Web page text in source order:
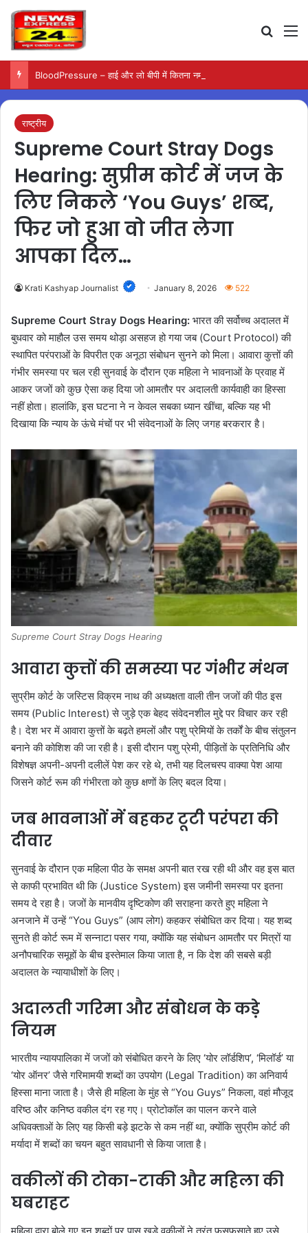
राष्ट्रीय
Supreme Court Stray Dogs
Hearing: सुप्रीम कोर्ट में जज के
लिए निकले ‘You Guys’ शब्द,
फिर जो हुआ वो जीत लेगा
आपका दिल…
Krati Kashyap Journalist January 8, 2026 522
Supreme Court Stray Dogs Hearing: भारत की सर्वोच्च अदालत में
बुधवार को माहौल उस समय थोड़ा असहज हो गया जब (Court Protocol) की
स्थापित परंपराओं के विपरीत एक अनूठा संबोधन सुनने को मिला। आवारा कुत्तों की
गंभीर समस्या पर चल रही सुनवाई के दौरान एक महिला ने भावनाओं के प्रवाह में
आकर जजों को कुछ ऐसा कह दिया जो आमतौर पर अदालती कार्यवाही का हिस्सा
नहीं होता। हालांकि, इस घटना ने न केवल सबका ध्यान खींचा, बल्कि यह भी
दिखाया कि न्याय के ऊंचे मंचों पर भी संवेदनाओं के लिए जगह बरकरार है।
Supreme Court Stray Dogs Hearing
आवारा कुत्तों की समस्या पर गंभीर मंथन
सुप्रीम कोर्ट के जस्टिस विक्रम नाथ की अध्यक्षता वाली तीन जजों की पीठ इस
समय (Public Interest) से जुड़े एक बेहद संवेदनशील मुद्दे पर विचार कर रही
है। देश भर में आवारा कुत्तों के बढ़ते हमलों और पशु प्रेमियों के तर्कों के बीच संतुलन
बनाने की कोशिश की जा रही है। इसी दौरान पशु प्रेमी, पीड़ितों के प्रतिनिधि और
विशेषज्ञ अपनी-अपनी दलीलें पेश कर रहे थे, तभी यह दिलचस्प वाक्या पेश आया
जिसने कोर्ट रूम की गंभीरता को कुछ क्षणों के लिए बदल दिया।
जब भावनाओं में बहकर टूटी परंपरा की
दीवार
सुनवाई के दौरान एक महिला पीठ के समक्ष अपनी बात रख रही थी और वह इस बात
से काफी प्रभावित थी कि (Justice System) इस जमीनी समस्या पर इतना
समय दे रहा है। जजों के मानवीय दृष्टिकोण की सराहना करते हुए महिला ने
अनजाने में उन्हें “You Guys” (आप लोग) कहकर संबोधित कर दिया। यह शब्द
सुनते ही कोर्ट रूम में सन्नाटा पसर गया, क्योंकि यह संबोधन आमतौर पर मित्रों या
अनौपचारिक समूहों के बीच इस्तेमाल किया जाता है, न कि देश की सबसे बड़ी
अदालत के न्यायाधीशों के लिए।
अदालती गरिमा और संबोधन के कड़े
नियम
भारतीय न्यायपालिका में जजों को संबोधित करने के लिए ‘योर लॉर्डशिप’, ‘मिलॉर्ड’ या
‘योर ऑनर’ जैसे गरिमामयी शब्दों का उपयोग (Legal Tradition) का अनिवार्य
हिस्सा माना जाता है। जैसे ही महिला के मुंह से “You Guys” निकला, वहां मौजूद
वरिष्ठ और कनिष्ठ वकील दंग रह गए। प्रोटोकॉल का पालन करने वाले
अधिवक्ताओं के लिए यह किसी बड़े झटके से कम नहीं था, क्योंकि सुप्रीम कोर्ट की
मर्यादा में शब्दों का चयन बहुत सावधानी से किया जाता है।
वकीलों की टोका-टाकी और महिला की
घबराहट
महिला द्वारा बोले गए इन शब्दों पर पास खड़े वकीलों ने तुरंत फुसफुसाते हुए उसे